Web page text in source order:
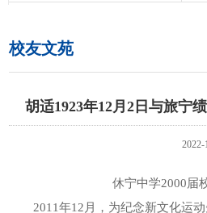
校友文苑
胡适1923年12月2日与旅宁
休宁中学2000届
2011年12月，为纪念新文化运动